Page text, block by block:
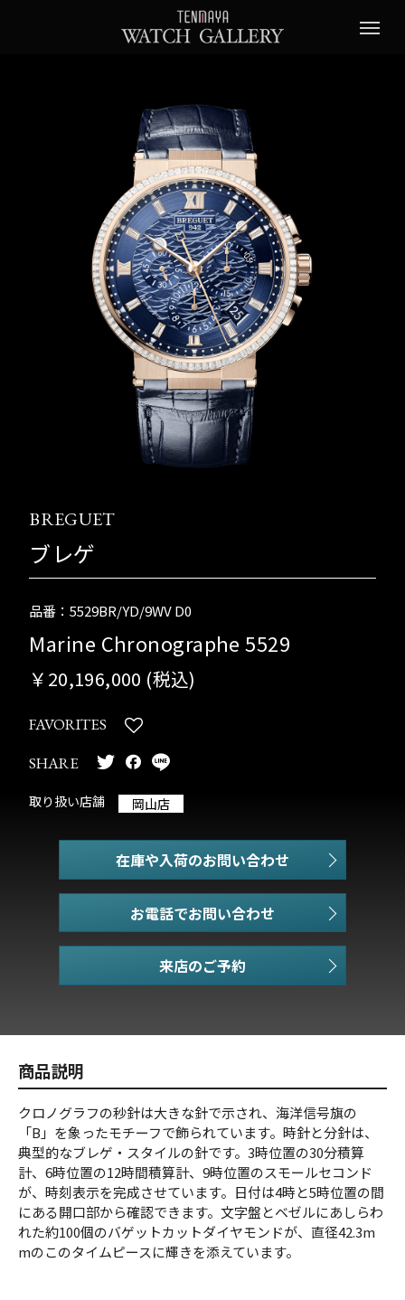
BREGUET
ブレゲ
品番：5529BR/YD/9WV D0
Marine Chronographe 5529
￥20,196,000 (税込)
FAVORITES
SHARE
取り扱い店舗 岡山店
在庫や入荷のお問い合わせ
お電話でお問い合わせ
商品説明
クロノグラフの秒針は大きな針で示され、海洋信号旗の
「B」を象ったモチーフで飾られています。時針と分針は、
典型的なブレゲ・スタイルの針です。3時位置の30分積算
計、6時位置の12時間積算計、9時位置のスモールセコンド
が、時刻表示を完成させています。日付は4時と5時位置の間
にある開口部から確認できます。文字盤とベゼルにあしらわ
れた約100個のバゲットカットダイヤモンドが、直径42.3m
mのこのタイムピースに輝きを添えています。